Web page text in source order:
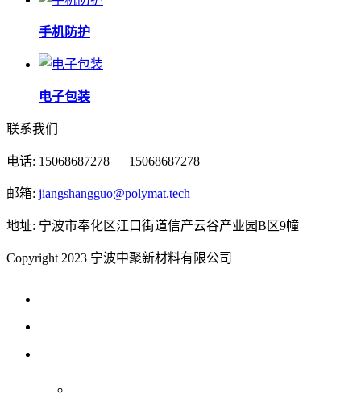
手机防护
电子包装
联系我们
电话: 15068687278 15068687278
邮箱: jiangshangguo@polymat.tech
地址: 宁波市奉化区江口街道信产云谷产业园B区9幢
Copyright 2023 宁波中聚新材料有限公司